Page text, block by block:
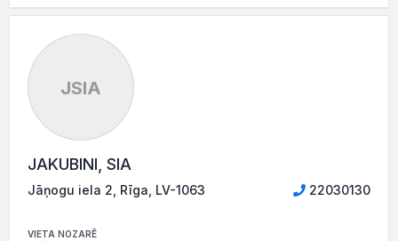
JSIA
JAKUBINI, SIA
Jāņogu iela 2, Rīga, LV-1063 22030130
VIETA NOZARĒ